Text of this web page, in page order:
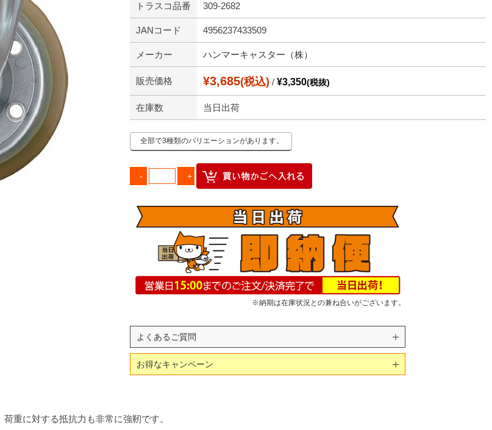
トラスコ品番 309-2682
JANコード 4956237433509
メーカー ハンマーキャスター（株）
販売価格 ¥3,685(税込) / ¥3,350(税抜)
在庫数 当日出荷
全部で3種類のバリエーションがあります。
※納期は在庫状況との兼ね合いがございます。
よくあるご質問
お得なキャンペーン
重に対する抵抗力も非常に強靭です。